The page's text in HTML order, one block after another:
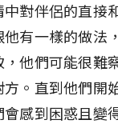
對伴侶的直接
有一樣的做法
他們可能很難
。直到他們開
感到困惑且變